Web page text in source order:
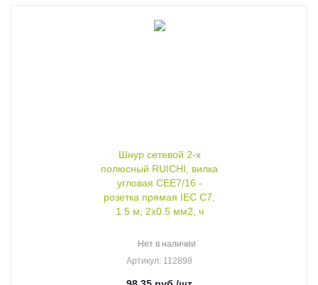
Шнур сетевой 2-х
полюсный RUICHI, вилка
угловая CEE7/16 -
розетка прямая IEC C7,
1.5 м, 2x0.5 мм2, ч
Нет в наличии
Артикул: 112898